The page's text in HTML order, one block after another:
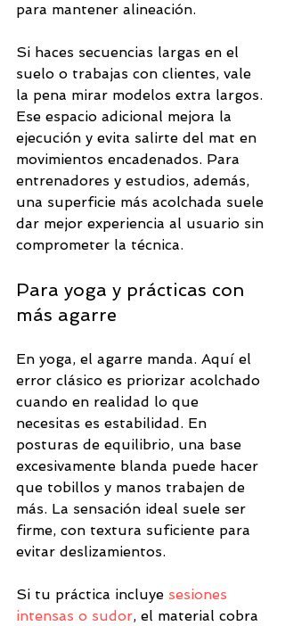
para mantener alineación.
Si haces secuencias largas en el
suelo o trabajas con clientes, vale
la pena mirar modelos extra largos.
Ese espacio adicional mejora la
ejecución y evita salirte del mat en
movimientos encadenados. Para
entrenadores y estudios, además,
una superficie más acolchada suele
dar mejor experiencia al usuario sin
comprometer la técnica.
Para yoga y prácticas con
más agarre
En yoga, el agarre manda. Aquí el
error clásico es priorizar acolchado
cuando en realidad lo que
necesitas es estabilidad. En
posturas de equilibrio, una base
excesivamente blanda puede hacer
que tobillos y manos trabajen de
más. La sensación ideal suele ser
firme, con textura suficiente para
evitar deslizamientos.
Si tu práctica incluye sesiones
intensas o sudor, el material cobra